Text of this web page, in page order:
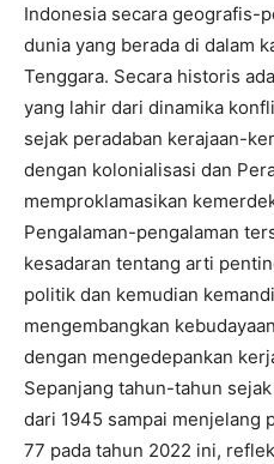
Indonesia secara geografis-
dunia yang berada di dalam
Tenggara. Secara historis
yang lahir dari dinamika
sejak peradaban kerajaan-
dengan kolonialisasi dan
memproklamasikan
Pengalaman-pengalaman
kesadaran tentang arti
politik dan kemudian
mengembangkan
dengan mengedepankan
Sepanjang tahun-tahun
dari 1945 sampai menjelang
77 pada tahun 2022 ini,